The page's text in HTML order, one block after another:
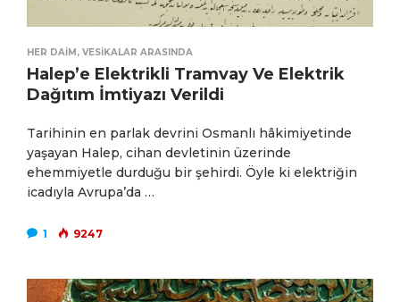
HER DAIM , VESIKALAR ARASINDA
Halep’e Elektrikli Tramvay Ve Elektrik
Dağıtım İmtiyazı Verildi
Tarihinin en parlak devrini Osmanlı hâkimiyetinde
yaşayan Halep, cihan devletinin üzerinde
ehemmiyetle durduğu bir şehirdi. Öyle ki elektriğin
icadıyla Avrupa’da …
1 9247